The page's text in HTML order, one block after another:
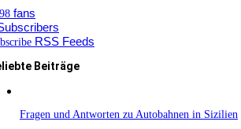
fans
RSS Feeds
Beiträge
Fragen und Antworten zu Autobahnen in Sizilien